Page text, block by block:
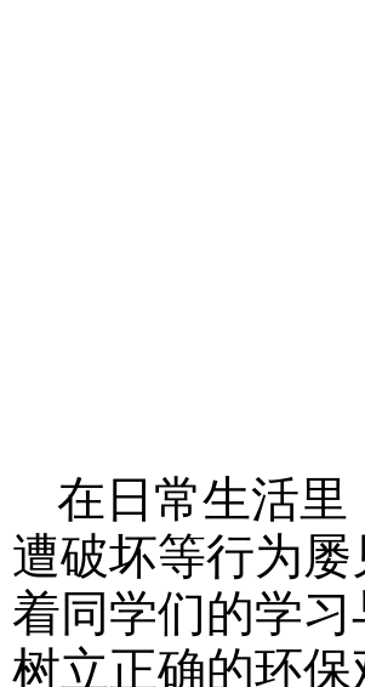
在日常生活
遭破坏等行为
着同学们的学
树立正确的环保